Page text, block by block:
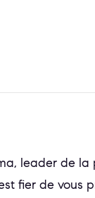
leader de
fier de vous